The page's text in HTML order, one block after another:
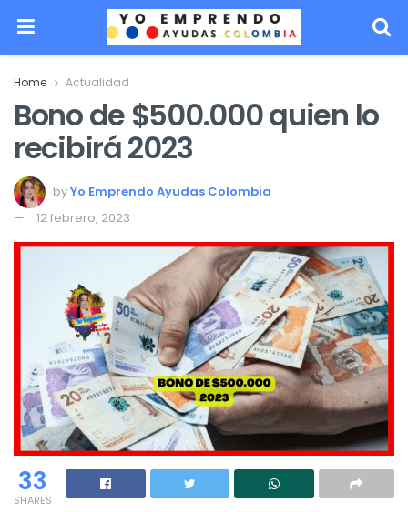
Home Actualidad
Bono de $500.000 quien lo
recibirá 2023
byYo Emprendo Ayudas Colombia
12 febrero, 2023
33
SHARES